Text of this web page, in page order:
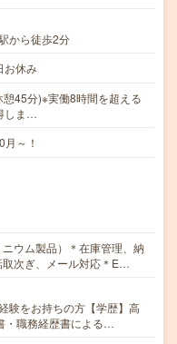
から徒歩2分
お休み
45分)※実働8時間を超える
しま…
～！
ウム製品）＊在庫管理、納
次ぎ、メール対応＊E…
験をお持ちの方【学歴】高
・職務経歴書による…